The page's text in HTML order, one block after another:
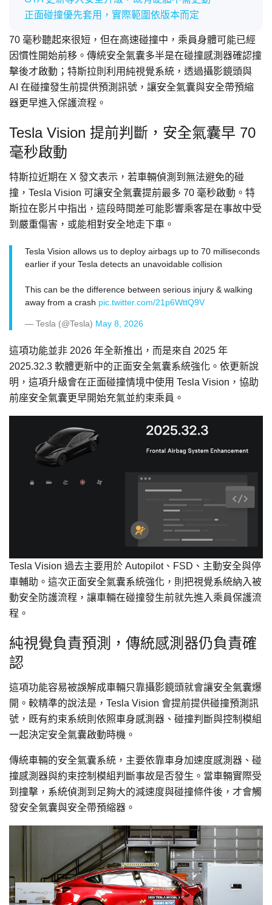
正面碰撞優先套用，實際範圍依版本而定
70 毫秒聽起來很短，但在高速碰撞中，乘員身體可能已經
因慣性開始前移。傳統安全氣囊多半是在碰撞感測器確認撞
擊後才啟動；特斯拉則利用純視覺系統，透過攝影鏡頭與
AI 在碰撞發生前提供預測訊號，讓安全氣囊與安全帶預縮
器更早進入保護流程。
Tesla Vision 提前判斷，安全氣囊早 70
毫秒啟動
特斯拉近期在 X 發文表示，若車輛偵測到無法避免的碰
撞，Tesla Vision 可讓安全氣囊提前最多 70 毫秒啟動。特
斯拉在影片中指出，這段時間差可能影響乘客是在事故中受
到嚴重傷害，或能相對安全地走下車。
Tesla Vision allows us to deploy airbags up to 70 milliseconds
earlier if your Tesla detects an unavoidable collision
This can be the difference between serious injury & walking
away from a crash pic.twitter.com/21p6WttQ9V
— Tesla (@Tesla) May 8, 2026
這項功能並非 2026 年全新推出，而是來自 2025 年
2025.32.3 軟體更新中的正面安全氣囊系統強化。依更新說
明，這項升級會在正面碰撞情境中使用 Tesla Vision，協助
前座安全氣囊更早開始充氣並約束乘員。
Tesla Vision 過去主要用於 Autopilot、FSD、主動安全與停
車輔助。這次正面安全氣囊系統強化，則把視覺系統納入被
動安全防護流程，讓車輛在碰撞發生前就先進入乘員保護流
程。
純視覺負責預測，傳統感測器仍負責確
認
這項功能容易被誤解成車輛只靠攝影鏡頭就會讓安全氣囊爆
開。較精準的說法是，Tesla Vision 會提前提供碰撞預測訊
號，既有約束系統則依照車身感測器、碰撞判斷與控制模組
一起決定安全氣囊啟動時機。
傳統車輛的安全氣囊系統，主要依靠車身加速度感測器、碰
撞感測器與約束控制模組判斷事故是否發生。當車輛實際受
到撞擊，系統偵測到足夠大的減速度與碰撞條件後，才會觸
發安全氣囊與安全帶預縮器。